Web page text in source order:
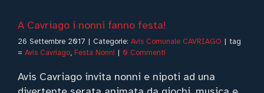
A Cavriago i nonni fanno festa!
26 Settembre 2017 Categorie: Avis Comunale CAVRIAGO
tag
= Avis Cavriago, Festa Nonni 0 Commenti
Avis Cavriago invita nonni e nipoti ad una